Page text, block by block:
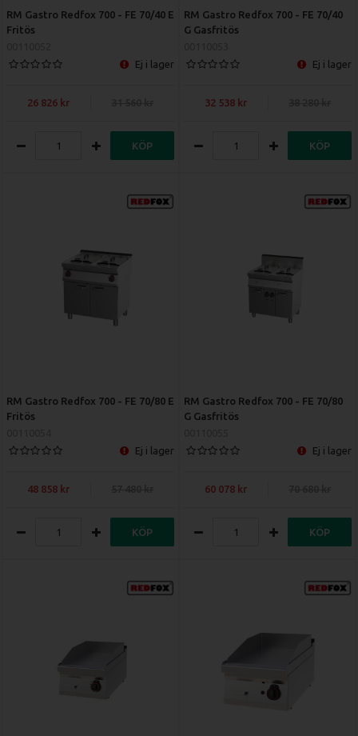
RM Gastro Redfox 700 - FE 70/40 E
Fritös
Ej i lager
26 826
KÖP
RM Gastro Redfox 700 - FE 70/40
G Gasfritös
Ej i lager
32 538
KÖP
RM Gastro Redfox 700 - FE 70/80 E
Fritös
Ej i lager
48 858
KÖP
RM Gastro Redfox 700 - FE 70/80
G Gasfritös
Ej i lager
60 078
KÖP